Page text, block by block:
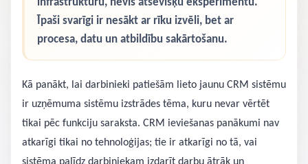
infrastruktūru, nevis atsevišķu eksperimentu.
Īpaši svarīgi ir nesākt ar rīku izvēli, bet ar
procesa, datu un atbildību sakārtošanu.
Kā panākt, lai darbinieki patiešām lieto jaunu CRM sistēmu
ir uzņēmuma sistēmu izstrādes tēma, kuru nevar vērtēt
tikai pēc funkciju saraksta. CRM ieviešanas panākumi nav
atkarīgi tikai no tehnoloģijas; tie ir atkarīgi no tā, vai